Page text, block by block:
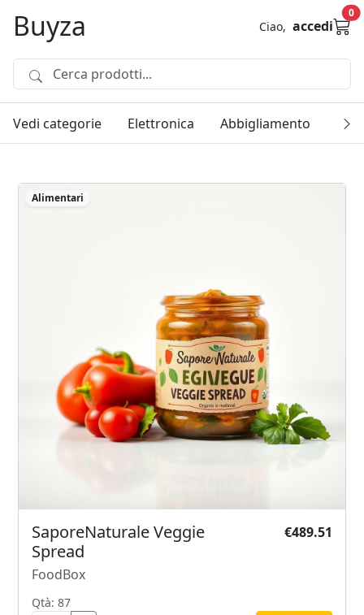
Buyza Ciao, accedi
0
Vedi categorie Elettronica Abbigliamento
Alimentari
SaporeNaturale Veggie
Spread
FoodBox
€489.51
Qtà: 87